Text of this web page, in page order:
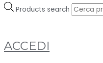
Products search
ACCEDI